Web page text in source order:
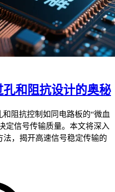
和阻抗设计的奥秘
阻抗控制如同电路板的“微血
定信号传输质量。本文将深入
，揭开高速信号稳定传输的